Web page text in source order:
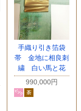
手織り引き箔袋
帯 金地に相良刺
繍 白い馬と花
990,000円